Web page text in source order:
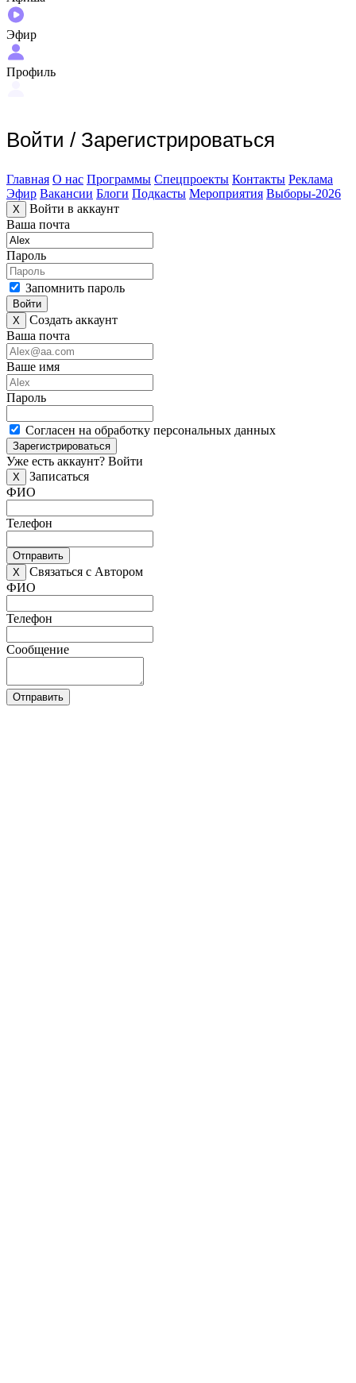
Эфир
Профиль
Войти / Зарегистрироваться
Главная О нас Программы Спецпроекты Контакты Реклама
Эфир Вакансии Блоги Подкасты Мероприятия Выборы-2026
X
Войти в аккаунт
Ваша почта
Пароль
Запомнить пароль
Войти
X
Создать аккаунт
Ваша почта
Ваше имя
Пароль
Согласен на обработку персональных данных
Зарегистрироваться
Уже есть аккаунт? Войти
X
Записаться
ФИО
Телефон
Отправить
X
Связаться с Автором
ФИО
Телефон
Сообщение
Отправить